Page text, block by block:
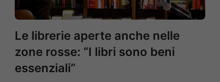
Le librerie aperte anche nelle
zone rosse: “I libri sono beni
essenziali”